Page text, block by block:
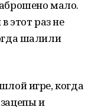
мало.
этот раз не
шалили
игре, когда
и